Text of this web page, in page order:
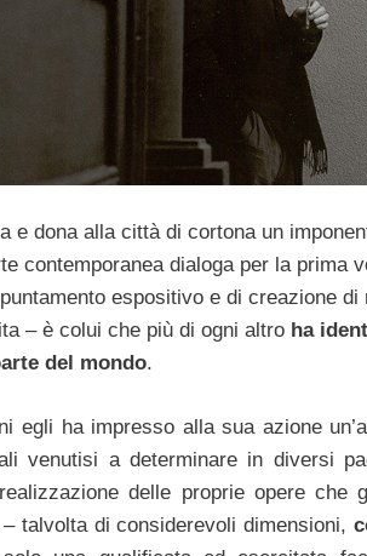
e dona alla città di cortona un
contemporanea dialoga per la prima
espositivo e di creazione
– è colui che più di ogni altro ha
del mondo.
egli ha impresso alla sua azione
venutisi a determinare in diversi
delle proprie opere che
talvolta di considerevoli dimensioni,